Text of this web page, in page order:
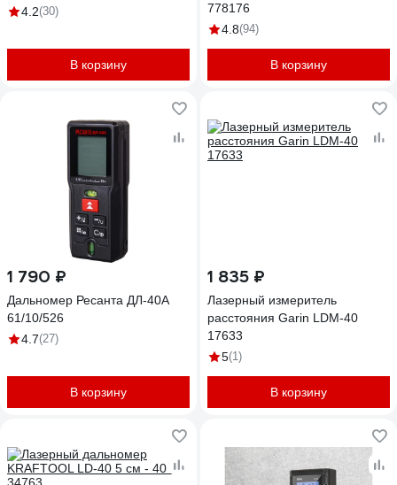
4.2(30)
В корзину
778176
4.8(94)
В корзину
1 790 ₽
Дальномер Ресанта ДЛ-40A
61/10/526
4.7(27)
В корзину
1 835 ₽
Лазерный измеритель
расстояния Garin LDM-40
17633
5(1)
В корзину